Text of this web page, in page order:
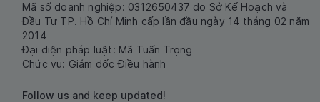
Mã số doanh nghiệp: 0312650437 do Sở Kế Hoạch và
Đầu Tư TP. Hồ Chí Minh cấp lần đầu ngày 14 tháng 02 năm
2014
Đại diện pháp luật: Mã Tuấn Trọng
Chức vụ: Giám đốc Điều hành
Follow us and keep updated!